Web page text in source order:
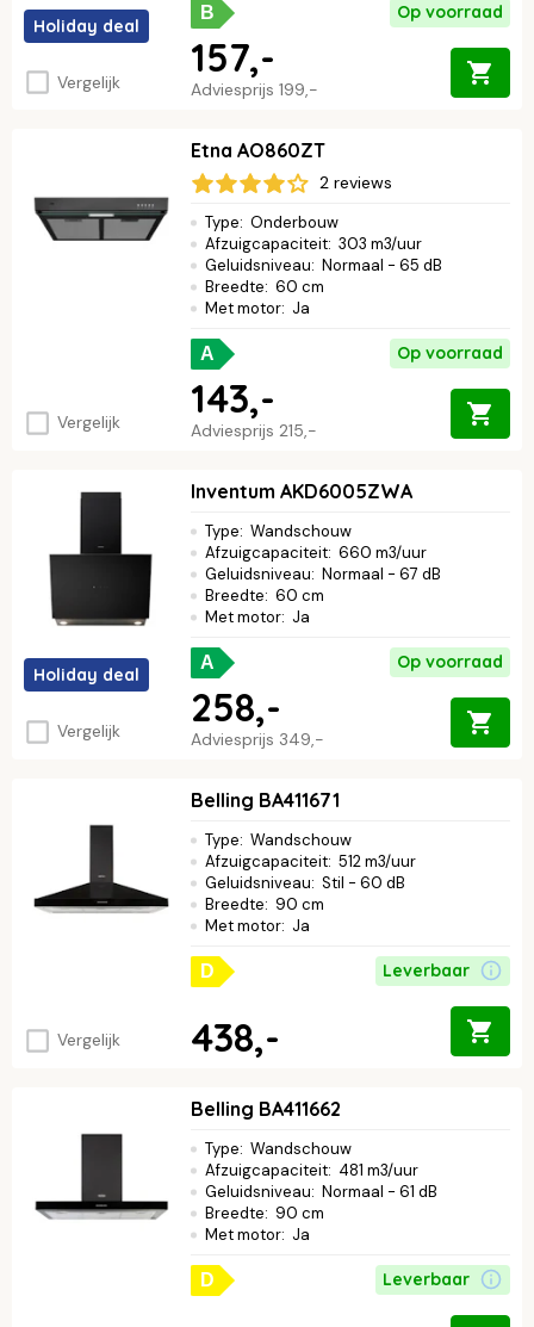
Holiday deal
Vergelijk
B Op voorraad
Adviesprijs 199,-
157,-
Vergelijk
Etna AO860ZT
2 reviews
Type: Onderbouw
Afzuigcapaciteit: 303 m3/uur
Geluidsniveau: Normaal - 65 dB
Breedte: 60 cm
Met motor: Ja
A Op voorraad
Adviesprijs 215,-
143,-
Holiday deal
Vergelijk
Inventum AKD6005ZWA
Type: Wandschouw
Afzuigcapaciteit: 660 m3/uur
Geluidsniveau: Normaal - 67 dB
Breedte: 60 cm
Met motor: Ja
A Op voorraad
Adviesprijs 349,-
258,-
Vergelijk
Belling BA411671
Type: Wandschouw
Afzuigcapaciteit: 512 m3/uur
Geluidsniveau: Stil - 60 dB
Breedte: 90 cm
Met motor: Ja
D Leverbaar
438,-
Belling BA411662
Type: Wandschouw
Afzuigcapaciteit: 481 m3/uur
Geluidsniveau: Normaal - 61 dB
Breedte: 90 cm
Met motor: Ja
D Leverbaar